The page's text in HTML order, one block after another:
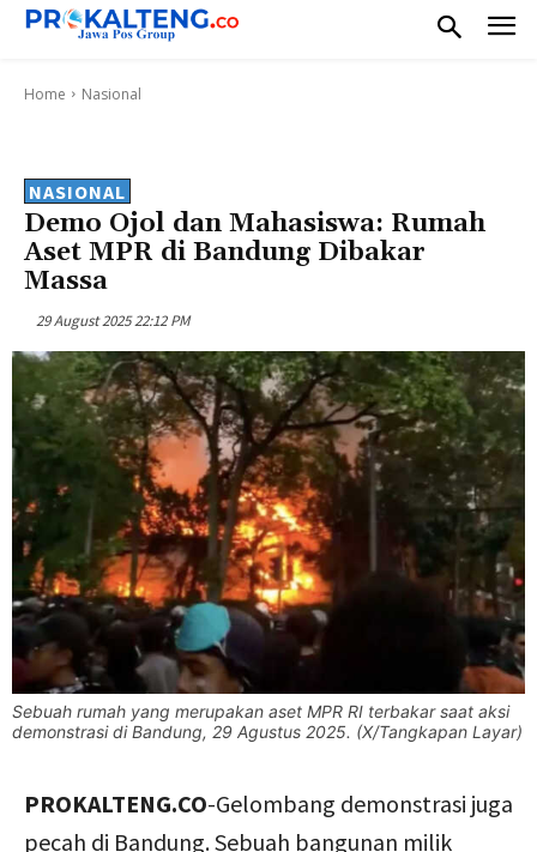
Home Nasional
NASIONAL
Demo Ojol dan Mahasiswa: Rumah
Aset MPR di Bandung Dibakar
Massa
29 August 2025 22:12 PM
Sebuah rumah yang merupakan aset MPR RI terbakar saat aksi
demonstrasi di Bandung, 29 Agustus 2025. (X/Tangkapan Layar)
PROKALTENG.CO-Gelombang demonstrasi juga
pecah di Bandung. Sebuah bangunan milik